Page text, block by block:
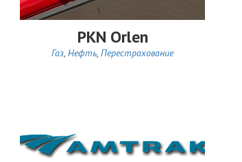
PKN Orlen
Газ, Нефть, Перестрахование